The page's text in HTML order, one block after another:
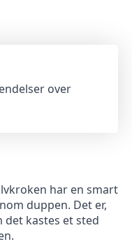
over
har en smart
duppen. Det er,
kastes et sted